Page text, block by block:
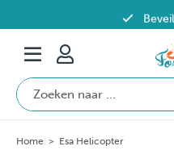
Gratis
Home > Esa Helicopter